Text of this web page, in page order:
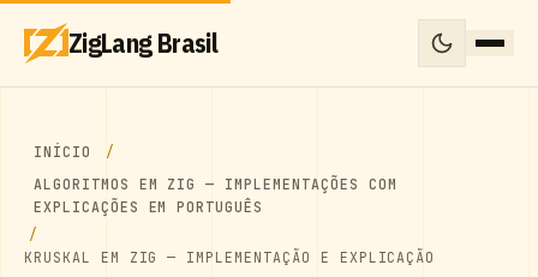
ZigLang Brasil
INÍCIO
ALGORITMOS EM ZIG — IMPLEMENTAÇÕES COM
EXPLICAÇÕES EM PORTUGUÊS
KRUSKAL EM ZIG — IMPLEMENTAÇÃO E EXPLICAÇÃO